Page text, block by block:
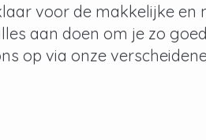
voor de makkelijke en
aan doen om je zo
op via onze